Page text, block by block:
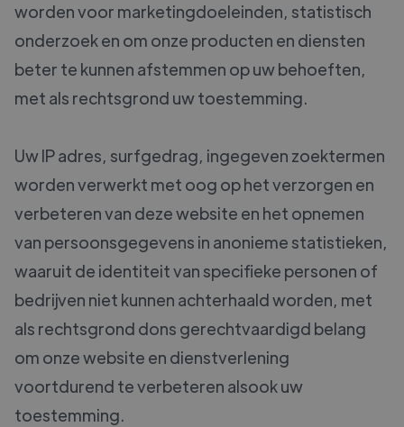
worden voor marketingdoeleinden, statistisch
onderzoek en om onze producten en diensten
beter te kunnen afstemmen op uw behoeften,
met als rechtsgrond uw toestemming.
Uw IP adres, surfgedrag, ingegeven zoektermen
worden verwerkt met oog op het verzorgen en
verbeteren van deze website en het opnemen
van persoonsgegevens in anonieme statistieken,
waaruit de identiteit van specifieke personen of
bedrijven niet kunnen achterhaald worden, met
als rechtsgrond dons gerechtvaardigd belang
om onze website en dienstverlening
voortdurend te verbeteren alsook uw
toestemming.